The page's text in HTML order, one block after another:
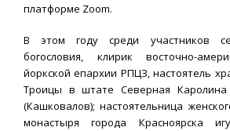
платформе Zoom.
В этом году среди участников
богословия, клирик восточно-
йоркской епархии РПЦЗ, настоятель
Троицы в штате Северная
(Кашковалов); настоятельница
монастыря города Красноярска